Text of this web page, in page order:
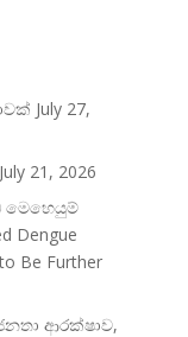
July 27,
July 21, 2026
මෙහෙයුම්
Dengue
Be Further
ආරක්ෂාව,